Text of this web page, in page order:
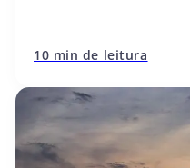
10 min de leitura